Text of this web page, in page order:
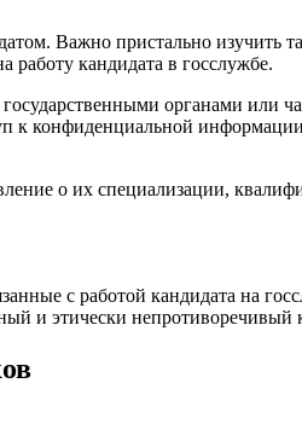
Важно пристально изучить
работу кандидата в госслужбе.
органами или
к конфиденциальной
о их специализации,
с работой кандидата на
и этически непротиворечивый